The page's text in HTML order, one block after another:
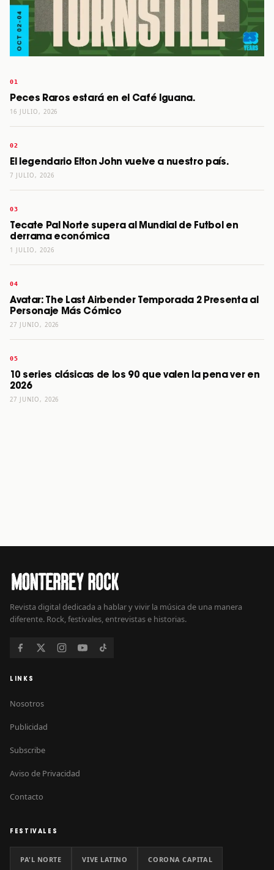
Peces Raros estará en el Café Iguana.
16 JULIO, 2026
El legendario Elton John vuelve a nuestro país.
7 JULIO, 2026
Tecate Pal Norte supera al Mundial de Futbol en
derrama económica
1 JULIO, 2026
Avatar: The Last Airbender Temporada 2 Presenta al
Personaje Más Cómico
27 JUNIO, 2026
10 series clásicas de los 90 que valen la pena ver en
2026
27 JUNIO, 2026
Revista digital dedicada a hablar y vivir la música de una manera
diferente. Rock, festivales, entrevistas e historias.
LINKS
Nosotros
Publicidad
Subscribe
Aviso de Privacidad
Contacto
FESTIVALES
PA'L NORTE VIVE LATINO CORONA CAPITAL